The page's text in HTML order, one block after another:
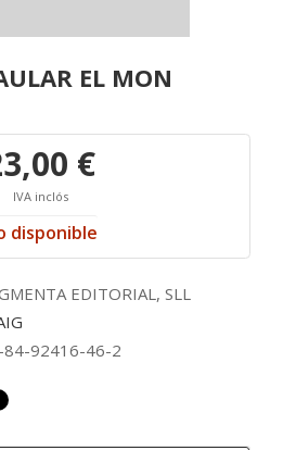
EL MON
€
IVA inclós
disponible
EDITORIAL, SLL
92416-46-2